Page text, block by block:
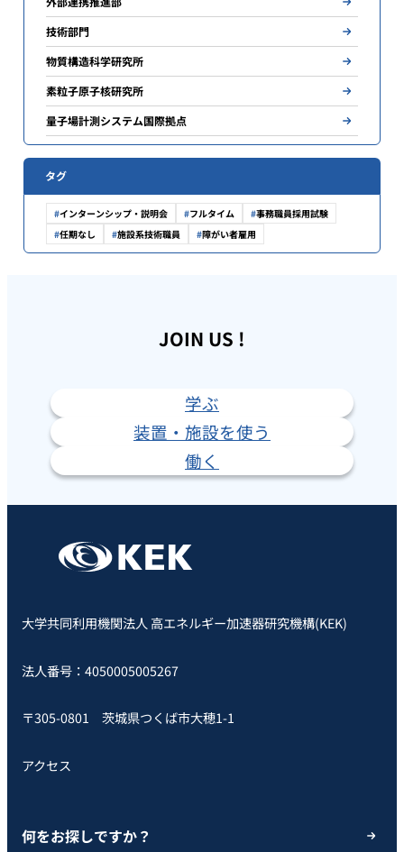
技術部門
物質構造科学研究所
素粒子原子核研究所
量子場計測システム国際拠点
タグ
インターンシップ・説明会 フルタイム
事務職員採用試験
任期なし
施設系技術職員 障がい者雇用
JOIN US !
学ぶ
装置・施設を使う
働く
大学共同利用機関法人 高エネルギー加速器研究機構(KEK)
法人番号：4050005005267
〒305-0801 茨城県つくば市大穂1-1
アクセス
何をお探しですか？